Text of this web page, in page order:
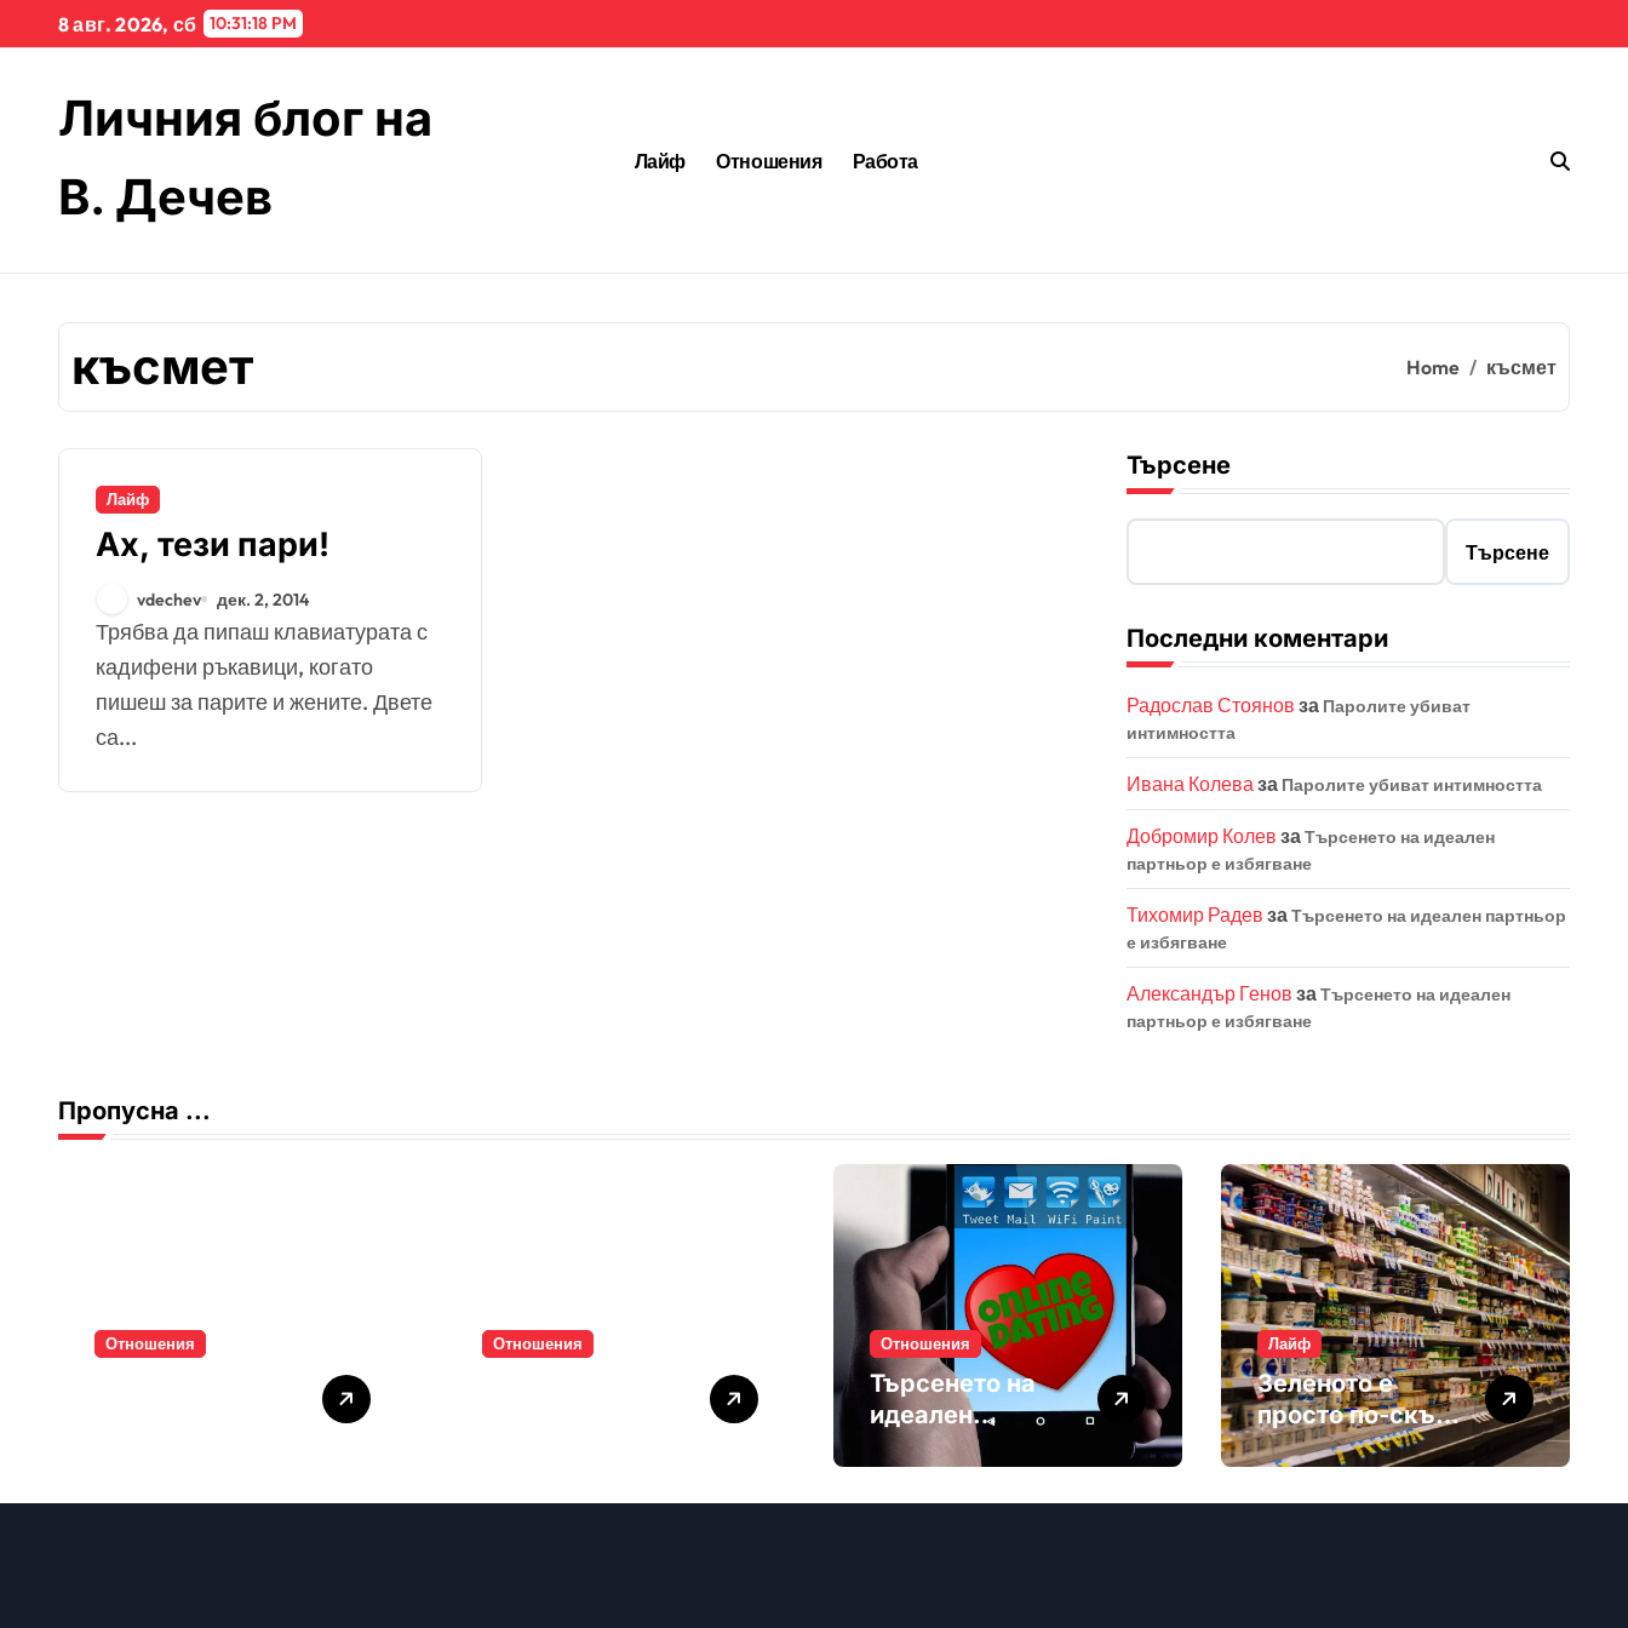
8 авг. 2026, сб 10:31:18 PM
Личния блог на
В. Дечев
Лайф Отношения Работа
късмет Home късмет
Лайф
Ах, тези пари!
vdechev дек. 2, 2014
Трябва да пипаш клавиатурата с
кадифени ръкавици, когато
пишеш за парите и жените. Двете
са...
Търсене
Търсене
Последни коментари
Радослав Стоянов за Паролите убиват
интимността
Ивана Колеваза Паролите убиват интимността
Добромир Колев заТърсенето на идеален
партньор е избягване
Тихомир Радев заТърсенето на идеален партньор
е избягване
Александър Генов заТърсенето на идеален
партньор е избягване
Пропусна ...
Отношения Отношения Отношения
Търсенето на
идеален
партньор е
Лайф
Зеленото е
просто по-скъп
маркетинг